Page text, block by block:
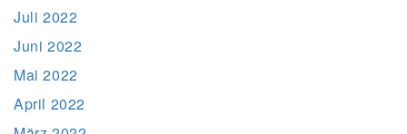
Juli 2022
Juni 2022
Mai 2022
April 2022